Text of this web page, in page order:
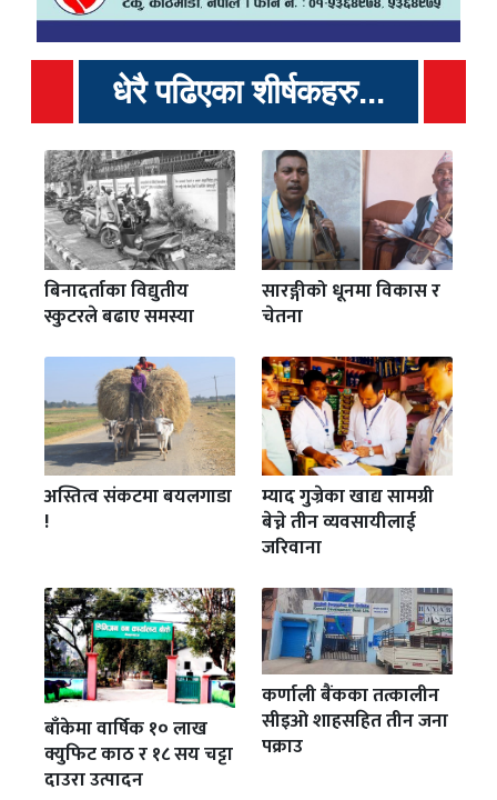
धेरै पढिएका शीर्षकहरु...
बिनादर्ताका विद्युतीय
स्कुटरले बढाए समस्या
सारङ्गीको धूनमा विकास र
चेतना
अस्तित्व संकटमा बयलगाडा
!
म्याद गुज्रेका खाद्य सामग्री
बेच्ने तीन व्यवसायीलाई
जरिवाना
बाँकेमा वार्षिक १० लाख
क्युफिट काठ र १८ सय चट्टा
दाउरा उत्पादन
कर्णाली बैंकका तत्कालीन
सीइओ शाहसहित तीन जना
पक्राउ